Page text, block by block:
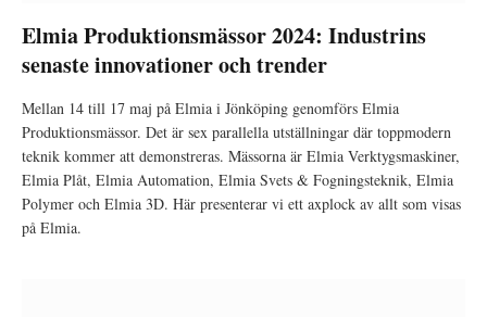
Elmia Produktionsmässor 2024: Industrins
senaste innovationer och trender
Mellan 14 till 17 maj på Elmia i Jönköping genomförs Elmia
Produktionsmässor. Det är sex parallella utställningar där toppmodern
teknik kommer att demonstreras. Mässorna är Elmia Verktygsmaskiner,
Elmia Plåt, Elmia Automation, Elmia Svets & Fogningsteknik, Elmia
Polymer och Elmia 3D. Här presenterar vi ett axplock av allt som visas
på Elmia.